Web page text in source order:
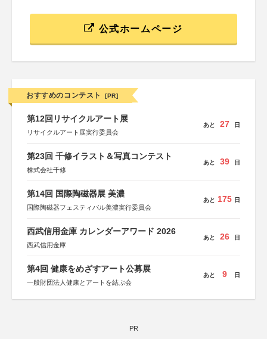
公式ホームページ
おすすめのコンテスト [PR]
第12回リサイクルアート展
リサイクルアート展実行委員会
あと 27 日
第23回 千修イラスト＆写真コンテスト
株式会社千修
あと 39 日
第14回 国際陶磁器展 美濃
国際陶磁器フェスティバル美濃実行委員会
あと 175 日
西武信用金庫 カレンダーアワード 2026
西武信用金庫
あと 26 日
第4回 健康をめざすアート公募展
一般財団法人健康とアートを結ぶ会
あと 9 日
PR